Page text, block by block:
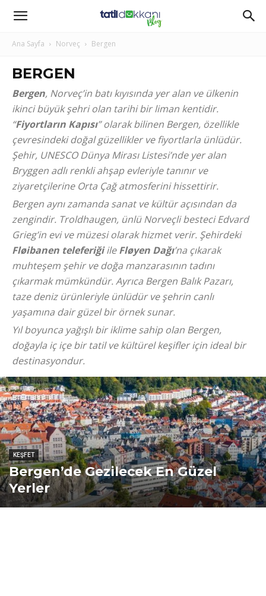
Ana Sayfa Norveç Bergen
BERGEN
Bergen, Norveç’in batı kıyısında yer alan ve ülkenin
ikinci büyük şehri olan tarihi bir liman kentidir.
“Fiyortların Kapısı” olarak bilinen Bergen, özellikle
çevresindeki doğal güzellikler ve fiyortlarla ünlüdür.
Şehir, UNESCO Dünya Mirası Listesi’nde yer alan
Bryggen adlı renkli ahşap evleriyle tanınır ve
ziyaretçilerine Orta Çağ atmosferini hissettirir.
Bergen aynı zamanda sanat ve kültür açısından da
zengindir. Troldhaugen, ünlü Norveçli besteci Edvard
Grieg’in evi ve müzesi olarak hizmet verir. Şehirdeki
Fløibanen teleferiğiileFløyen Dağı’na çıkarak
muhteşem şehir ve doğa manzarasının tadını
çıkarmak mümkündür. Ayrıca Bergen Balık Pazarı,
taze deniz ürünleriyle ünlüdür ve şehrin canlı
yaşamına dair güzel bir örnek sunar.
Yıl boyunca yağışlı bir iklime sahip olan Bergen,
doğayla iç içe bir tatil ve kültürel keşifler için ideal bir
destinasyondur.
KEŞFET
Bergen’de Gezilecek En Güzel
Yerler